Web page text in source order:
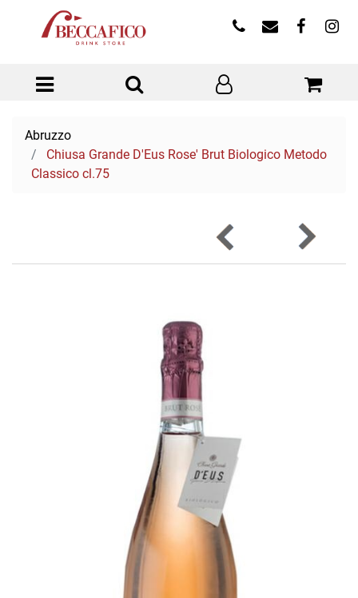
Open menu
Abruzzo
Chiusa Grande D'Eus Rose' Brut Biologico Metodo
Classico cl.75